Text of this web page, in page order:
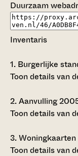
Duurzaam
Inventaris
1. Burgerlijke
Toon details van
2.Aanvulling
Toon details van
3.Woningkaarten
Toon details van